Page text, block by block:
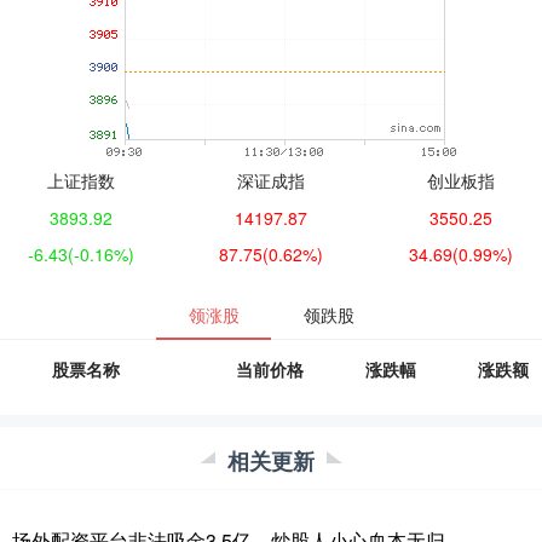
上证指数
3893.92
-6.43(-0.16%)
深证成指
14197.87
87.75(0.62%)
创业板指
3550.25
34.69(0.99%)
领涨股 领跌股
股票名称 当前价格 涨跌幅 涨跌额
相关更新